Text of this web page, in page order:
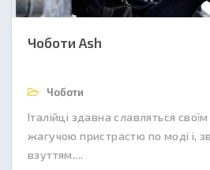
Чоботи Ash
Чоботи
Італійці здавна славляться
жагучою пристрастю по моді і,
взуттям....